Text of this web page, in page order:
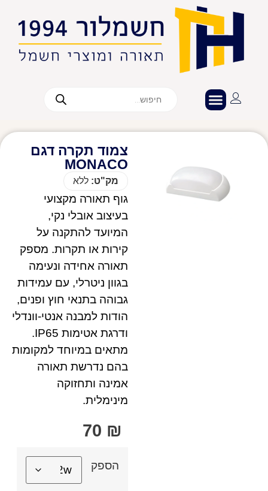
צמוד תקרה דגם
MONACO
מק"ט: ללא
גוף תאורה מקצועי
בעיצוב אובלי נקי,
המיועד להתקנה על
קירות או תקרות. מספק
תאורה אחידה ונעימה
בגוון ניטרלי, עם עמידות
גבוהה בתנאי חוץ ופנים,
הודות למבנה אנטי-וונדלי
ודרגת אטימות IP65.
מתאים במיוחד למקומות
בהם נדרשת תאורה
אמינה ותחזוקה
מינימלית.
70 ₪
הספק